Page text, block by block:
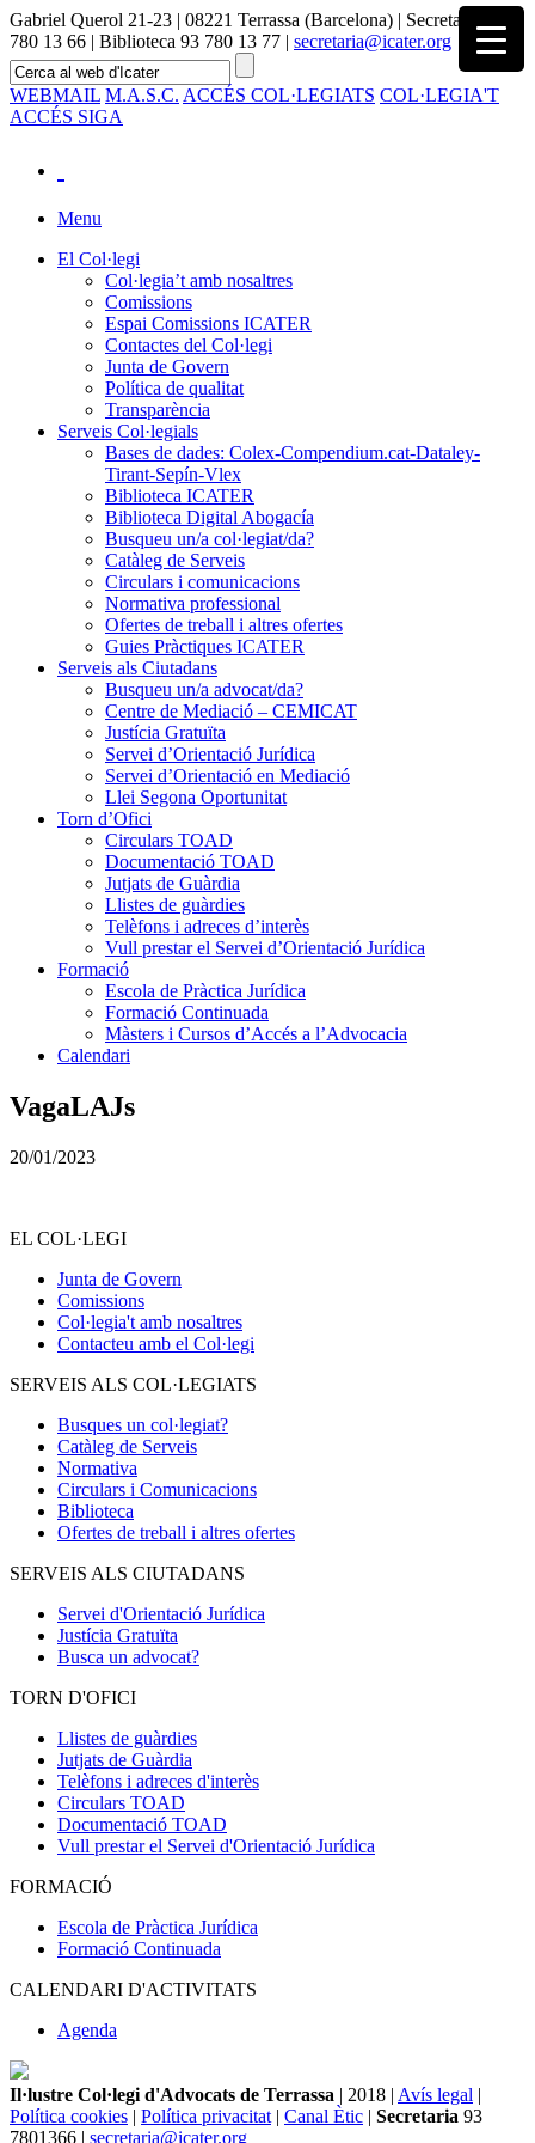
Gabriel Querol 21-23 | 08221 Terrassa (Barcelona) | Secretaria 93
780 13 66 | Biblioteca 93 780 13 77 | secretaria@icater.org
WEBMAIL M.A.S.C. ACCÉS COL·LEGIATS COL·LEGIA'T
ACCÉS SIGA
Menu
El Col·legi
Col·legia’t amb nosaltres
Comissions
Espai Comissions ICATER
Contactes del Col·legi
Junta de Govern
Política de qualitat
Transparència
Serveis Col·legials
Bases de dades: Colex-Compendium.cat-Dataley-
Tirant-Sepín-Vlex
Biblioteca ICATER
Biblioteca Digital Abogacía
Busqueu un/a col·legiat/da?
Catàleg de Serveis
Circulars i comunicacions
Normativa professional
Ofertes de treball i altres ofertes
Guies Pràctiques ICATER
Serveis als Ciutadans
Busqueu un/a advocat/da?
Centre de Mediació – CEMICAT
Justícia Gratuïta
Servei d’Orientació Jurídica
Servei d’Orientació en Mediació
Llei Segona Oportunitat
Torn d’Ofici
Circulars TOAD
Documentació TOAD
Jutjats de Guàrdia
Llistes de guàrdies
Telèfons i adreces d’interès
Vull prestar el Servei d’Orientació Jurídica
Formació
Escola de Pràctica Jurídica
Formació Continuada
Màsters i Cursos d’Accés a l’Advocacia
Calendari
VagaLAJs
20/01/2023
EL COL·LEGI
Junta de Govern
Comissions
Col·legia't amb nosaltres
Contacteu amb el Col·legi
SERVEIS ALS COL·LEGIATS
Busques un col·legiat?
Catàleg de Serveis
Normativa
Circulars i Comunicacions
Biblioteca
Ofertes de treball i altres ofertes
SERVEIS ALS CIUTADANS
Servei d'Orientació Jurídica
Justícia Gratuïta
Busca un advocat?
TORN D'OFICI
Llistes de guàrdies
Jutjats de Guàrdia
Telèfons i adreces d'interès
Circulars TOAD
Documentació TOAD
Vull prestar el Servei d'Orientació Jurídica
FORMACIÓ
Escola de Pràctica Jurídica
Formació Continuada
CALENDARI D'ACTIVITATS
Agenda
Il·lustre Col·legi d'Advocats de Terrassa | 2018 | Avís legal |
Política cookies | Política privacitat | Canal Ètic | Secretaria 93
7801366 | secretaria@icater.org